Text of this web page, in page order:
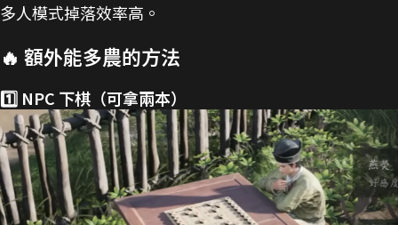
多人模式掉落效率高。
🔥 額外能多農的方法
1️⃣ NPC 下棋（可拿兩本）